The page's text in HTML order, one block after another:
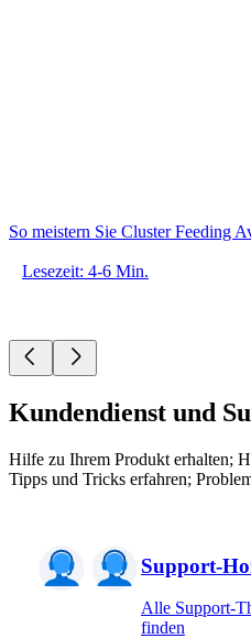
So meistern Sie Cluster Feeding
Lesezeit: 4-6 Min.
Kundendienst und
Hilfe zu Ihrem Produkt erhalten;
Tipps und Tricks erfahren;
Support-
Alle Support-
finden